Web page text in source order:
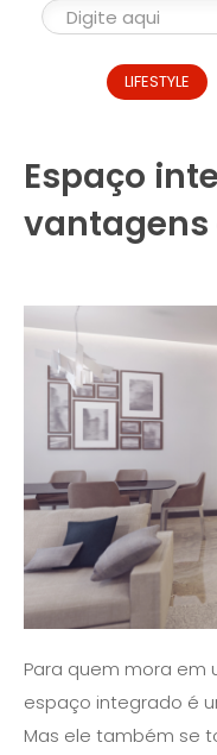
LIFESTYLE
Espaço
vantagens
Para quem mora em
espaço integrado é
Mas ele também se